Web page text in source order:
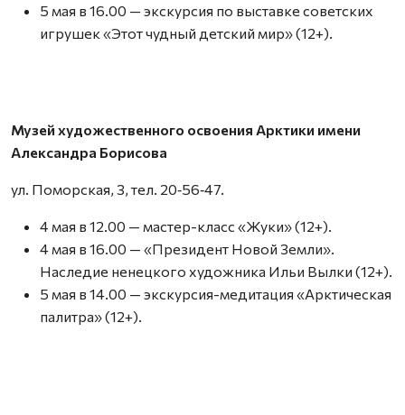
5 мая в 16.00 — экскурсия по выставке советских
игрушек «Этот чудный детский мир» (12+).
Музей художественного освоения Арктики имени
Александра Борисова
ул. Поморская, 3, тел. 20‑56‑47.
4 мая в 12.00 — мастер-класс «Жуки» (12+).
4 мая в 16.00 — «Президент Новой Земли».
Наследие ненецкого художника Ильи Вылки (12+).
5 мая в 14.00 — экскурсия-медитация «Арктическая
палитра» (12+).